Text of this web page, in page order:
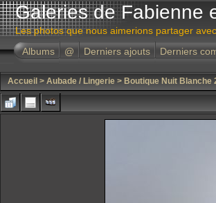
Galeries de Fabienne
Les photos que nous aimerions partager
Albums
@ Derniers ajouts Derniers
Accueil > Aubade / Lingerie > Boutique Nuit Blanche